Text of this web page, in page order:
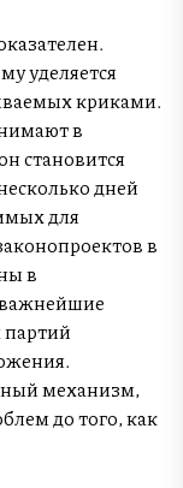
уделяется
криками.
в
становится
дней
для
в
в
партий
механизм,
до того, как